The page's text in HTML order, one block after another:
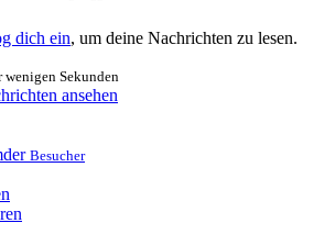
dich ein, um deine Nachrichten zu lesen.
wenigen Sekunden
ansehen
Besucher